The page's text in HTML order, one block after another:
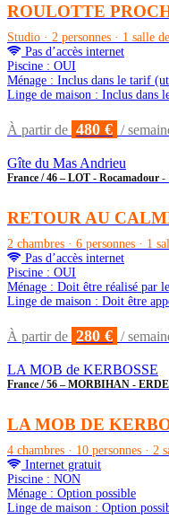
ROULOTTE
Studio · 2 personnes · 1 salle
Pas d’accès internet
Piscine : OUI
Ménage : Inclus dans le tarif
Linge de maison : Inclus dans
À partir de 480 € /
Gîte du Mas Andrieu
France / 46 – LOT - Rocamadour -
RETOUR AU
2 chambres · 6 personnes · 1
Pas d’accès internet
Piscine : OUI
Ménage : Doit être réalisé par
Linge de maison : Doit être
À partir de 280 € /
LA MOB de KERBOSSE
France / 56 – MORBIHAN -
LA MOB DE
4 chambres · 10 personnes · 2
Internet gratuit
Piscine : NON
Ménage : Option possible
Linge de maison : Option